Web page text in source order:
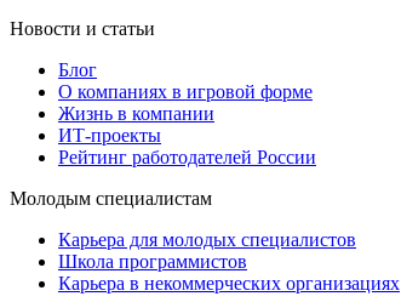
Новости и статьи
Блог
О компаниях в игровой форме
Жизнь в компании
ИТ-проекты
Рейтинг работодателей России
Молодым специалистам
Карьера для молодых специалистов
Школа программистов
Карьера в некоммерческих организациях